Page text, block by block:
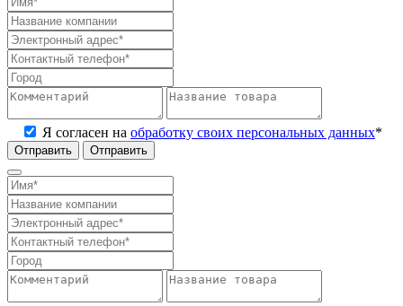
Я согласен на обработку своих персональных данных*
Отправить